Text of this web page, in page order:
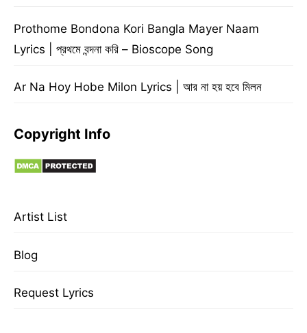
Prothome Bondona Kori Bangla Mayer Naam
Lyrics | প্রথমে বন্দনা করি – Bioscope Song
Ar Na Hoy Hobe Milon Lyrics | আর না হয় হবে মিলন
Copyright Info
Artist List
Blog
Request Lyrics